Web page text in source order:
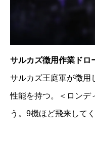
サルカズ徴用作業ドロ
サルカズ王庭軍が徴用
性能を持つ。＜ロンデ
う。9機ほど飛来してく